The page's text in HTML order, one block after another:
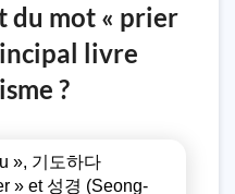
du mot « prier
livre
?
», 기도하다
» et 성경 (Seong-